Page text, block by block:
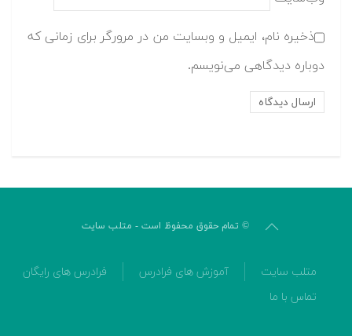
ذخیره نام، ایمیل و وبسایت من در مرورگر برای زمانی که
دوباره دیدگاهی می‌نویسم.
© تمام حقوق محفوظ است - متلب سایت
متلب سایت آموزش های فرادرس
فرادرس های رایگان
تماس با ما